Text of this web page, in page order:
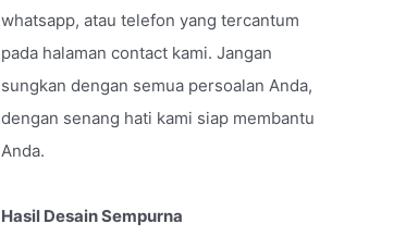
whatsapp, atau telefon yang tercantum
pada halaman contact kami. Jangan
sungkan dengan semua persoalan Anda,
dengan senang hati kami siap membantu
Anda.
Hasil Desain Sempurna